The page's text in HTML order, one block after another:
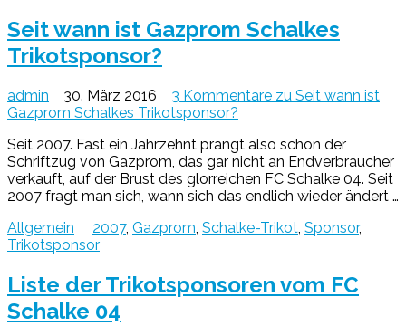
Seit wann ist Gazprom Schalkes
Trikotsponsor?
admin 30. März 2016 3 Kommentare zu Seit wann ist
Gazprom Schalkes Trikotsponsor?
Seit 2007. Fast ein Jahrzehnt prangt also schon der
Schriftzug von Gazprom, das gar nicht an Endverbraucher
verkauft, auf der Brust des glorreichen FC Schalke 04. Seit
2007 fragt man sich, wann sich das endlich wieder ändert …
Allgemein
2007, Gazprom, Schalke-Trikot, Sponsor,
Trikotsponsor
Liste der Trikotsponsoren vom FC
Schalke 04